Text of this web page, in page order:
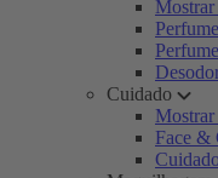
Cuidado
Face &